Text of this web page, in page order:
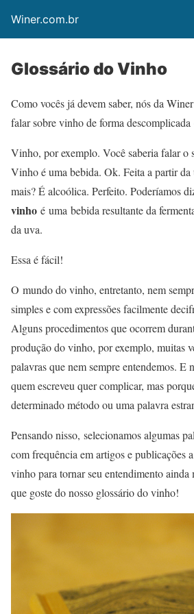
Winer.com.br
Glossário do Vinho
Como vocês já devem saber, nós da
falar sobre vinho de forma descomplicada
Vinho, por exemplo. Você saberia falar o
Vinho é uma bebida. Ok. Feita a partir da
mais? É alcoólica. Perfeito. Poderíamos
vinho é uma bebida resultante da
da uva.
Essa é fácil!
O mundo do vinho, entretanto, nem
simples e com expressões facilmente
Alguns procedimentos que ocorrem
produção do vinho, por exemplo, muitas
palavras que nem sempre entendemos. E
quem escreveu quer complicar, mas
determinado método ou uma palavra
Pensando nisso, selecionamos algumas
com frequência em artigos e publicações
vinho para tornar seu entendimento
que goste do nosso glossário do vinho!